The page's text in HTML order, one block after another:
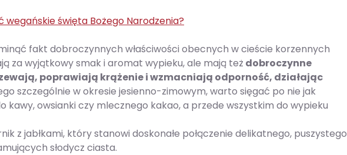
wegańskie święta Bożego Narodzenia?
fakt dobroczynnych właściwości obecnych w cieście korzennych
za wyjątkowy smak i aromat wypieku, ale mają też dobroczynne
poprawiają krążenie i wzmacniają odporność, działając
szczególnie w okresie jesienno-zimowym, warto sięgać po nie jak
kawy, owsianki czy mlecznego kakao, a przede wszystkim do wypieku
z jabłkami, który stanowi doskonałe połączenie delikatnego, puszystego
słodycz ciasta.